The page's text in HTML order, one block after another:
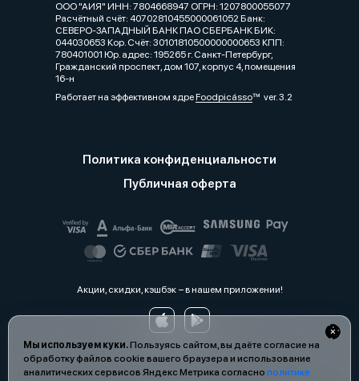
Мы используем куки.Пользуясь сайтом, вы даёте согласие на
обработку файлов cookie вашего браузера и использование
аналитических сервисов Яндекс Метрика согласно политике
ООО "АИЯ" ИНН: 7804668947 ОГРН: 1207800055077
Расчётный счёт: 40702810455000061052 Банк:
СЕВЕРО-ЗАПАДНЫЙ БАНК ПАО СБЕРБАНК БИК:
044030653 Кор. Cчёт: 30101810500000000653 КПП:
780401001 Юр. адрес: 195265 г. Санкт-Петербург,
Гражданский проспект, дом 107, корпус 4, помещения
16-н
Работает на эффективном ядреFoodpicássover. 3.2
Политика конфиденциальности
Публичная оферта
Акции, скидки, кэшбэк − в нашем приложении!